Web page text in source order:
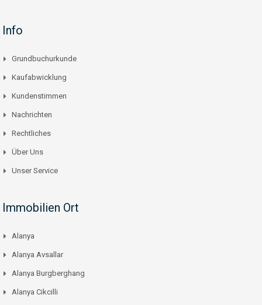
Info
Grundbuchurkunde
Kaufabwicklung
Kundenstimmen
Nachrichten
Rechtliches
Über Uns
Unser Service
Immobilien Ort
Alanya
Alanya Avsallar
Alanya Burgberghang
Alanya Cikcilli